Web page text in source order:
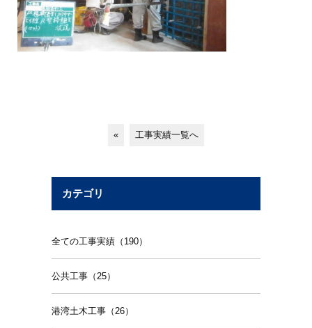
« 工事実績一覧へ
カテゴリ
全ての工事実績（190）
公共工事（25）
港湾土木工事（26）